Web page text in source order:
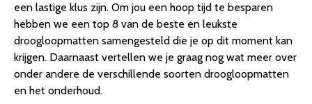
een lastige klus zijn. Om jou een hoop tijd te besparen
hebben we een top 8 van de beste en leukste
droogloopmatten samengesteld die je op dit moment kan
krijgen. Daarnaast vertellen we je graag nog wat meer over
onder andere de verschillende soorten droogloopmatten
en het onderhoud.